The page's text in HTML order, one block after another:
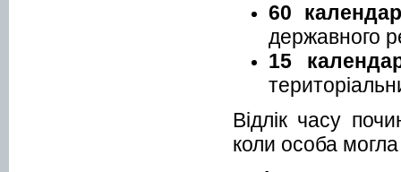
60
державного
15
Відлік часу
коли особа